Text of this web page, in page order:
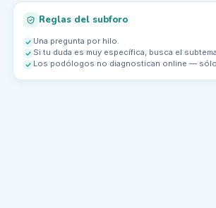
Reglas del subforo
Una pregunta por hilo.
Si tu duda es muy específica, busca el
Los podólogos no diagnostican online —